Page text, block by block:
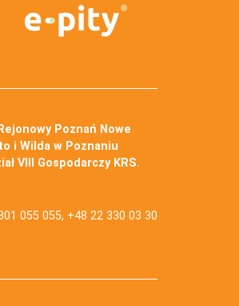
Poznań Nowe
i Wilda w Poznaniu
VIII Gospodarczy KRS.
055 055, +48 22 330 03 30